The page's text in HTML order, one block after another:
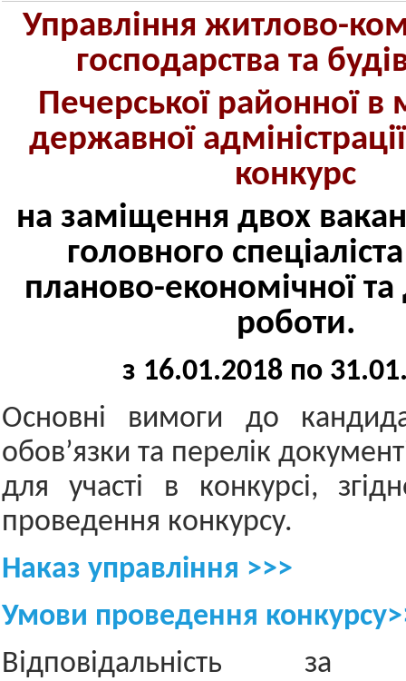
Управління житлово-
господарства та
Печерської районної в
державної
конкурс
на заміщення двох
головного
планово-економічної та
роботи.
з 16.01.2018 по
Основні вимоги до
обов’язки та перелік
для участі в конкурсі,
проведення конкурсу.
Наказ управління >>>
Умови проведення
Відповідальність за